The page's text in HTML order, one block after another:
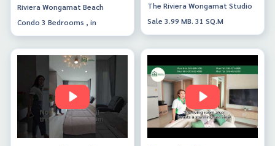
Riviera Wongamat Beach
Condo 3 Bedrooms , in
Foreigner Name on 43rd floor
The Riviera Wongamat Studio
Sale 3.99 MB. 31 SQ.M